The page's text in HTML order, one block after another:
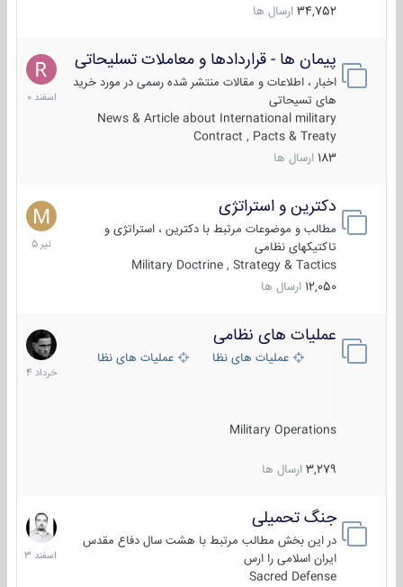
34,752 ارسال ها
پیمان ها - قراردادها و معاملات تسلیحاتی
اخبار ، اطلاعات و مقالات منتشر شده رسمی در مورد خرید
های تسیحاتی
News & Article about International military
Contract , Pacts & Treaty
183 ارسال ها
7
اسفند
1400
دکترین و استراتژی
مطالب و موضوعات مرتبط با دکترین ، استراتژی و
تاکتیکهای نظامی
Military Doctrine , Strategy & Tactics
12,050 ارسال ها
27
تیر
1405
عملیات های نظامی
عملیات های نظامی ایرانعملیات های نظامی خارجی
Military Operations
3,279 ارسال ها
5
خرداد
1404
جنگ تحمیلی
در این بخش مطالب مرتبط با هشت سال دفاع مقدس
ایران اسلامی را ارس
Sacred Defense
20
اسفند
1403